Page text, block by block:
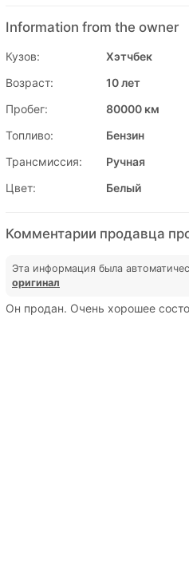
Information from the owner
Кузов:
Хэтчбек
Возраст:
10 лет
Пробег:
80000 км
Топливо:
Бензин
Трансмиссия:
Ручная
Цвет:
Белый
Комментарии продавца
Эта информация была
оригинал
Он продан. Очень хорошее